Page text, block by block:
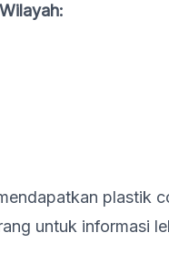
plastik
untuk informasi